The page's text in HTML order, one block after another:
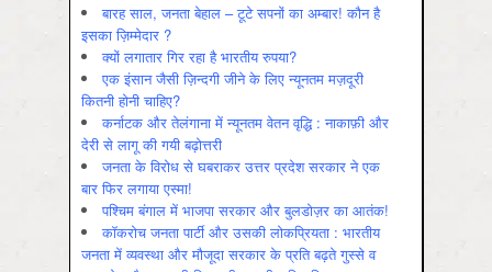
बारह साल, जनता बेहाल – टूटे सपनों का अम्बार! कौन है
इसका ज़िम्मेदार ?
क्यों लगातार गिर रहा है भारतीय रुपया?
एक इंसान जैसी ज़िन्दगी जीने के लिए न्यूनतम मज़दूरी
कितनी होनी चाहिए?
कर्नाटक और तेलंगाना में न्यूनतम वेतन वृद्धि : नाकाफ़ी और
देरी से लागू की गयी बढ़ोत्तरी
जनता के विरोध से घबराकर उत्तर प्रदेश सरकार ने एक
बार फिर लगाया एस्मा!
पश्चिम बंगाल में भाजपा सरकार और बुलडोज़र का आतंक!
कॉकरोच जनता पार्टी और उसकी लोकप्रियता : भारतीय
जनता में व्‍यवस्‍था और मौजूदा सरकार के प्रति बढ़ते गुस्‍से व